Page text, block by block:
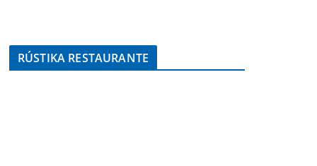
RÚSTIKA RESTAURANTE